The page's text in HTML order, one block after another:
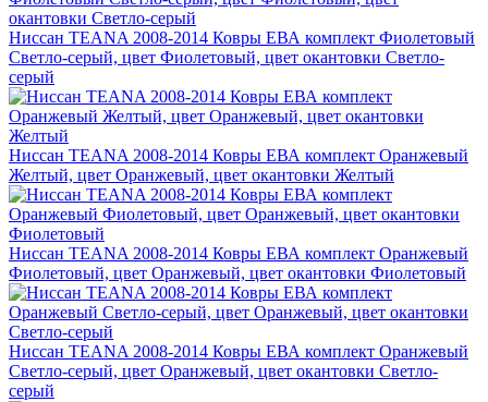
Ниссан TEANA 2008-2014 Ковры ЕВА комплект Фиолетовый
Светло-серый, цвет Фиолетовый, цвет окантовки Светло-
серый
Ниссан TEANA 2008-2014 Ковры ЕВА комплект Оранжевый
Желтый, цвет Оранжевый, цвет окантовки Желтый
Ниссан TEANA 2008-2014 Ковры ЕВА комплект Оранжевый
Фиолетовый, цвет Оранжевый, цвет окантовки Фиолетовый
Ниссан TEANA 2008-2014 Ковры ЕВА комплект Оранжевый
Светло-серый, цвет Оранжевый, цвет окантовки Светло-
серый